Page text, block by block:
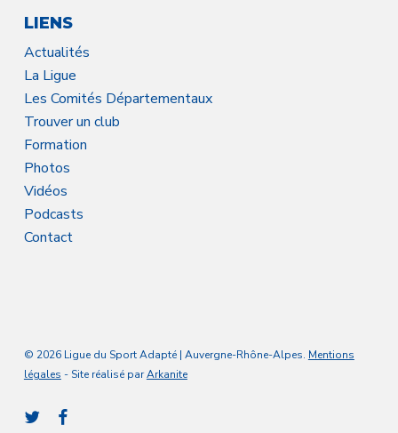
LIENS
Actualités
La Ligue
Les Comités Départementaux
Trouver un club
Formation
Photos
Vidéos
Podcasts
Contact
© 2026 Ligue du Sport Adapté | Auvergne-Rhône-Alpes. Mentions
légales - Site réalisé parArkanite
twitter facebook